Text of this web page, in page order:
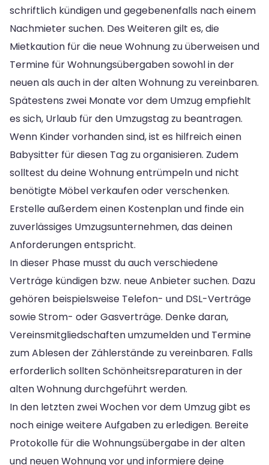
schriftlich kündigen und gegebenenfalls nach einem
Nachmieter suchen. Des Weiteren gilt es, die
Mietkaution für die neue Wohnung zu überweisen und
Termine für Wohnungsübergaben sowohl in der
neuen als auch in der alten Wohnung zu vereinbaren.
Spätestens zwei Monate vor dem Umzug empfiehlt
es sich, Urlaub für den Umzugstag zu beantragen.
Wenn Kinder vorhanden sind, ist es hilfreich einen
Babysitter für diesen Tag zu organisieren. Zudem
solltest du deine Wohnung entrümpeln und nicht
benötigte Möbel verkaufen oder verschenken.
Erstelle außerdem einen Kostenplan und finde ein
zuverlässiges Umzugsunternehmen, das deinen
Anforderungen entspricht.
In dieser Phase musst du auch verschiedene
Verträge kündigen bzw. neue Anbieter suchen. Dazu
gehören beispielsweise Telefon- und DSL-Verträge
sowie Strom- oder Gasverträge. Denke daran,
Vereinsmitgliedschaften umzumelden und Termine
zum Ablesen der Zählerstände zu vereinbaren. Falls
erforderlich sollten Schönheitsreparaturen in der
alten Wohnung durchgeführt werden.
In den letzten zwei Wochen vor dem Umzug gibt es
noch einige weitere Aufgaben zu erledigen. Bereite
Protokolle für die Wohnungsübergabe in der alten
und neuen Wohnung vor und informiere deine